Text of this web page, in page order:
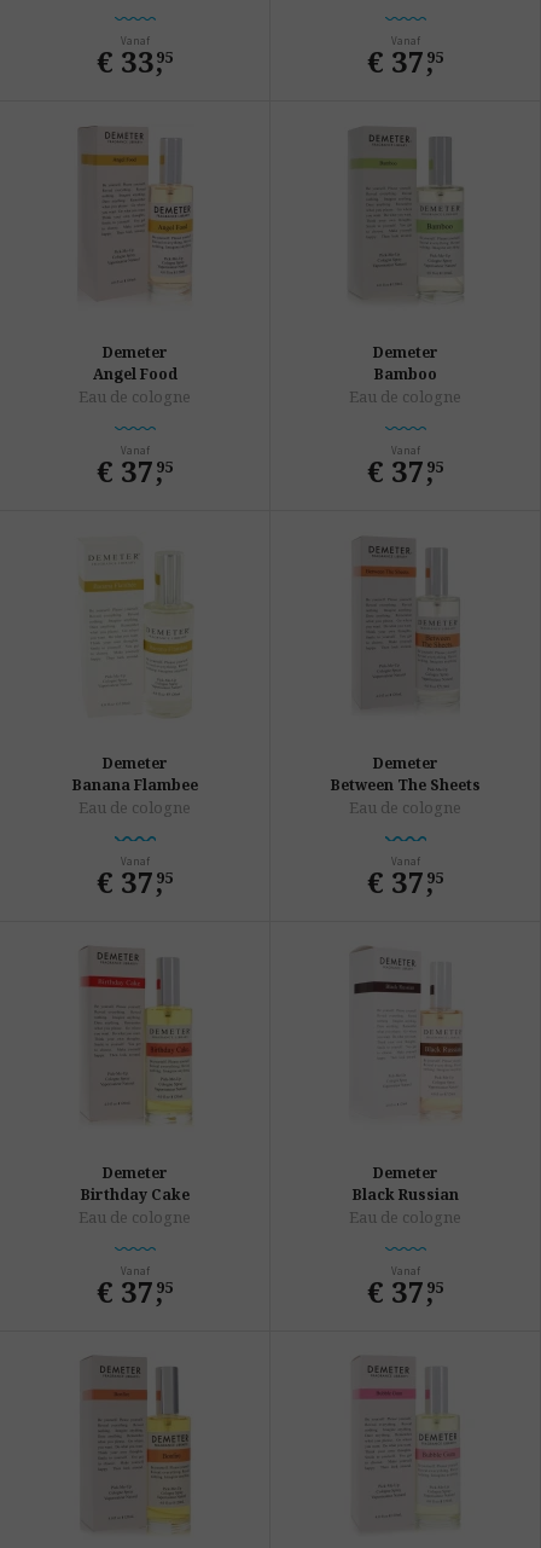
Vanaf
€ 33,
95
Vanaf
€ 37,
95
Demeter
Angel Food
Eau de cologne
Vanaf
€ 37,
95
Demeter
Bamboo
Eau de cologne
Vanaf
€ 37,
95
Demeter
Banana Flambee
Eau de cologne
Vanaf
€ 37,
95
Demeter
Between The Sheets
Eau de cologne
Vanaf
€ 37,
95
Demeter
Birthday Cake
Eau de cologne
Vanaf
€ 37,
95
Demeter
Black Russian
Eau de cologne
Vanaf
€ 37,
95